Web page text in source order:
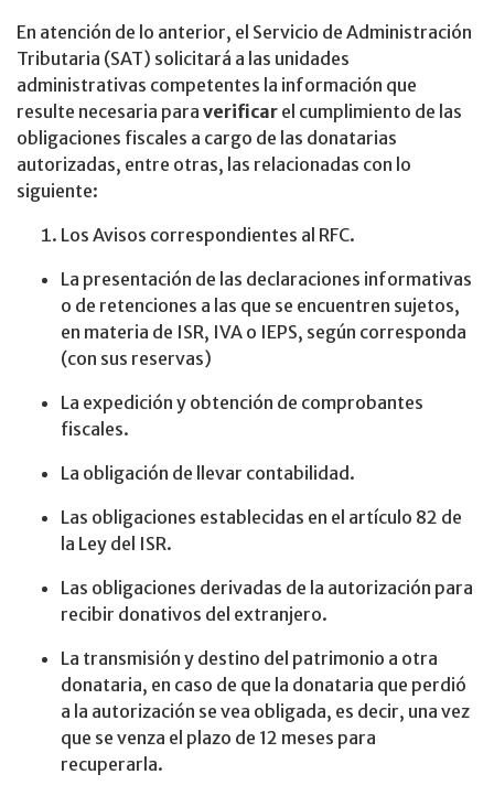
En atención de lo anterior, el Servicio de Administración
Tributaria (SAT) solicitará a las unidades
administrativas competentes la información que
resulte necesaria para verificar el cumplimiento de las
obligaciones fiscales a cargo de las donatarias
autorizadas, entre otras, las relacionadas con lo
siguiente:
Los Avisos correspondientes al RFC.
La presentación de las declaraciones informativas
o de retenciones a las que se encuentren sujetos,
en materia de ISR, IVA o IEPS, según corresponda
(con sus reservas)
La expedición y obtención de comprobantes
fiscales.
La obligación de llevar contabilidad.
Las obligaciones establecidas en el artículo 82 de
la Ley del ISR.
Las obligaciones derivadas de la autorización para
recibir donativos del extranjero.
La transmisión y destino del patrimonio a otra
donataria, en caso de que la donataria que perdió
a la autorización se vea obligada, es decir, una vez
que se venza el plazo de 12 meses para
recuperarla.